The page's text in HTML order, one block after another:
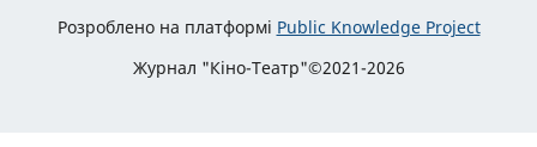
Розроблено на платформі Public Knowledge Project
Журнал "Кіно-Театр"©2021-2026